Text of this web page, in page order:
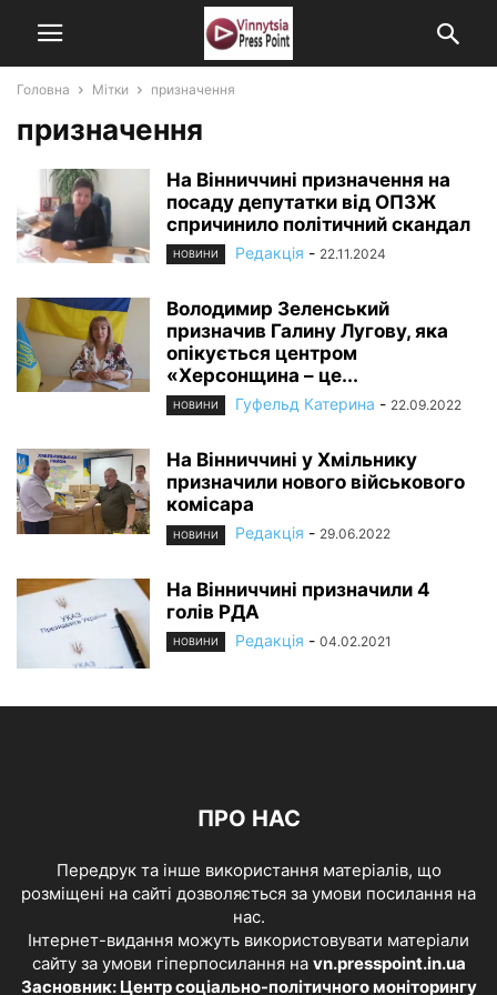
Головна Мітки призначення
призначення
На Вінниччині призначення на
посаду депутатки від ОПЗЖ
спричинило політичний скандал
НОВИНИ Редакція - 22.11.2024
Володимир Зеленський
призначив Галину Лугову, яка
опікується центром
«Херсонщина – це...
НОВИНИ Гуфельд Катерина - 22.09.2022
На Вінниччині у Хмільнику
призначили нового військового
комісара
НОВИНИ Редакція - 29.06.2022
На Вінниччині призначили 4
голів РДА
НОВИНИ Редакція - 04.02.2021
ПРО НАС
Передрук та інше використання матеріалів, що
розміщені на сайті дозволяється за умови посилання на
нас.
Інтернет-видання можуть використовувати матеріали
сайту за умови гіперпосилання на vn.presspoint.in.ua
Засновник: Центр соціально-політичного моніторингу